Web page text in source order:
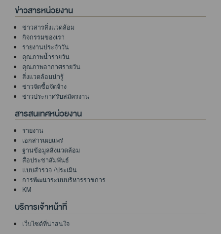
ข่าวสารหน่วยงาน
ข่าวสารสิ่งแวดล้อม
กิจกรรมของเรา
รายงานประจำวัน
คุณภาพน้ำรายวัน
คุณภาพอากาศรายวัน
สิ่งแวดล้อมน่ารู้
ข่าวจัดซื้อจัดจ้าง
ข่าวประกาศรับสมัครงาน
สารสนเทศหน่วยงาน
รายงาน
เอกสารเผยแพร่
ฐานข้อมูลสิ่งแวดล้อม
สื่อประชาสัมพันธ์
แบบสำรวจ /ประเมิน
การพัฒนาระบบบริหารราชการ
KM
บริการเจ้าหน้าที่
เว็บไซต์ที่น่าสนใจ